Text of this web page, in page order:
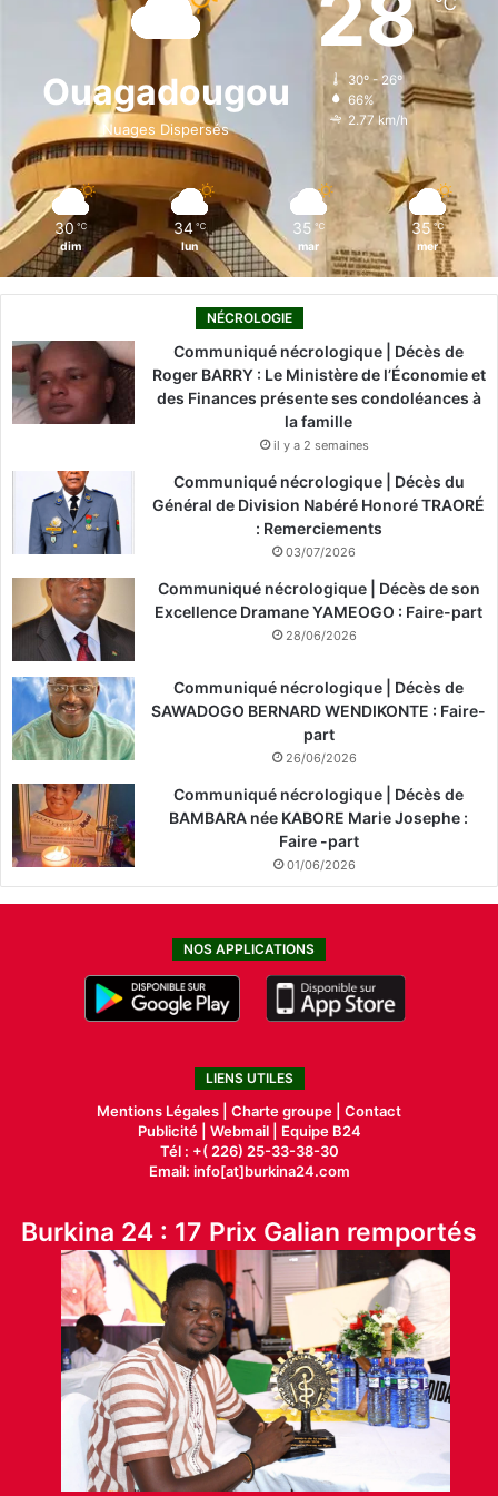
b
o
k
i
n
a
g
r
o
k
Ouagadougou
Nuages Dispersés
30º - 26º
66%
2.77 km/h
30 ℃
dim
34 ℃
lun
35 ℃
mar
35 ℃
mer
NÉCROLOGIE
Communiqué nécrologique | Décès de
Roger BARRY : Le Ministère de l’Économie et
des Finances présente ses condoléances à
la famille
il y a 2 semaines
Communiqué nécrologique | Décès du
Général de Division Nabéré Honoré TRAORÉ
: Remerciements
03/07/2026
Communiqué nécrologique | Décès de son
Excellence Dramane YAMEOGO : Faire-part
28/06/2026
Communiqué nécrologique | Décès de
SAWADOGO BERNARD WENDIKONTE : Faire-
part
26/06/2026
Communiqué nécrologique | Décès de
BAMBARA née KABORE Marie Josephe :
Faire -part
01/06/2026
NOS APPLICATIONS
LIENS UTILES
Mentions Légales | Charte groupe | Contact
Publicité| Webmail |
Equipe B24
Tél : +( 226) 25-33-38-30
Email: info[at]burkina24.com
Burkina 24 : 17 Prix Galian remportés